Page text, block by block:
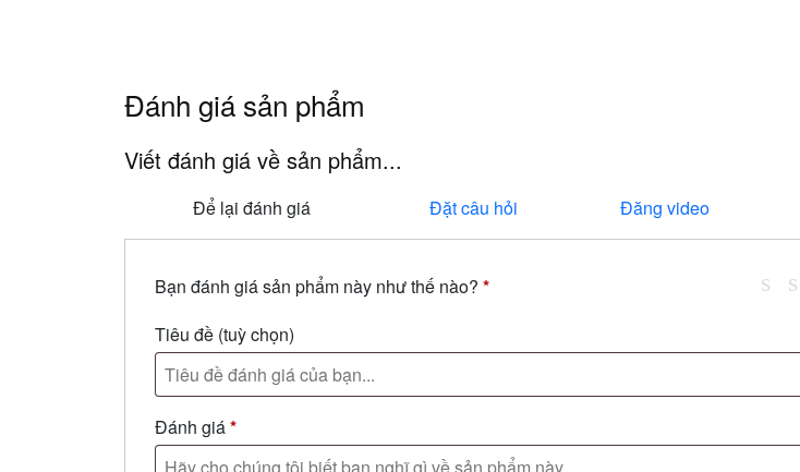
Đánh giá sản phẩm
Viết đánh giá về sản phẩm...
Để lại đánh giá Đặt câu hỏi Đăng video
Bạn đánh giá sản phẩm này như thế nào? *
Tiêu đề (tuỳ chọn)
Đánh giá*